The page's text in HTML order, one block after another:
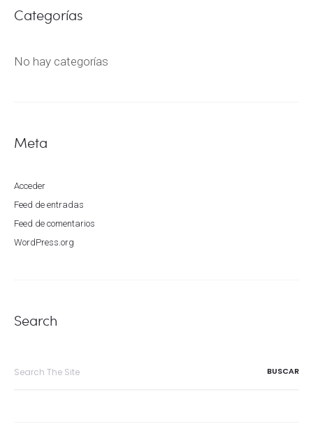
Categorías
No hay categorías
Meta
Acceder
Feed de entradas
Feed de comentarios
WordPress.org
Search